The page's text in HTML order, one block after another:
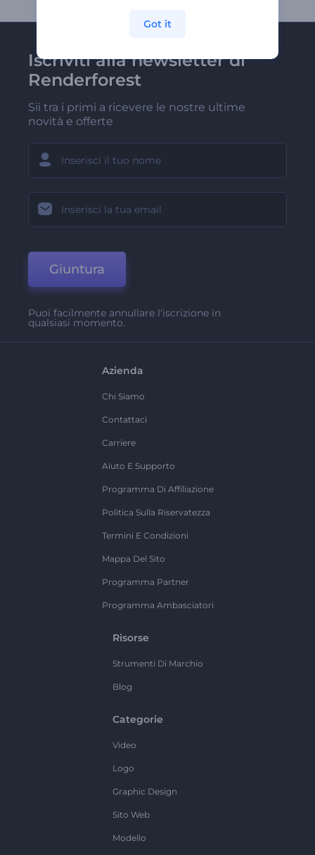
Iscriviti alla newsletter di
Renderforest
Sii tra i primi a ricevere le nostre ultime
novità e offerte
Giuntura
Puoi facilmente annullare l'iscrizione in
qualsiasi momento.
Azienda
Chi Siamo
Contattaci
Carriere
Aiuto E Supporto
Programma Di Affiliazione
Politica Sulla Riservatezza
Termini E Condizioni
Mappa Del Sito
Programma Partner
Programma Ambasciatori
Risorse
Strumenti Di Marchio
Blog
Categorie
Video
Logo
Graphic Design
Sito Web
Modello
Got it